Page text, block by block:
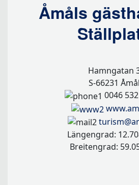
Åmåls
Hamngatan
S-66231 Åmål
0046
Längengrad:
Breitengrad: